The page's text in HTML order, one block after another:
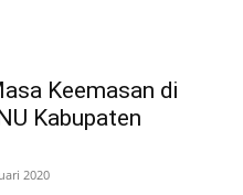
Keemasan di
Kabupaten
2020